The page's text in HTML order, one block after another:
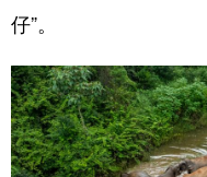
浙江 安徽
山东 河南
仔”。